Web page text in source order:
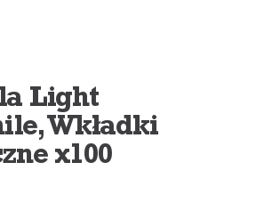
Light
Wkładki
x100